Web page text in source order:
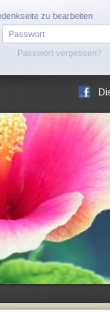
Passwort vergessen?
zu bearbeiten